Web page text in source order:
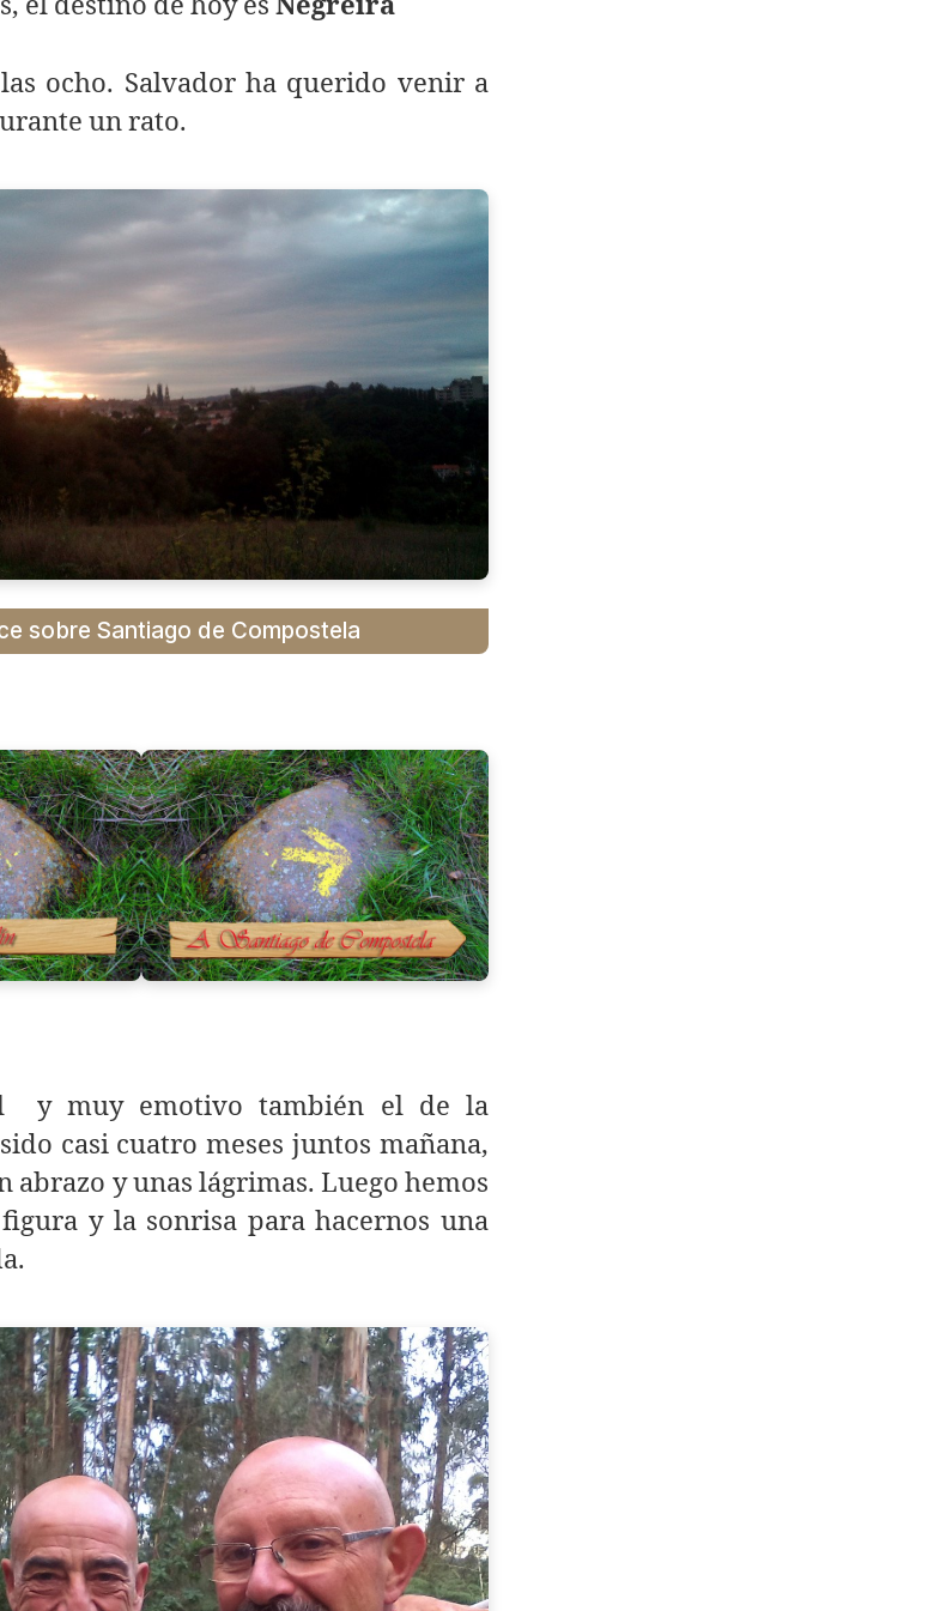
ocho. Salvador ha querido venir a
un rato.
sobre Santiago de Compostela
y muy emotivo también el de la
casi cuatro meses juntos mañana,
abrazo y unas lágrimas. Luego hemos
y la sonrisa para hacernos una